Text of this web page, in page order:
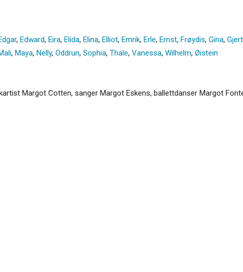
, Edward, Eira, Elida, Elina, Elliot, Emrik, Erle, Ernst, Frøydis, Gina,
, Maya, Nelly, Oddrun, Sophia, Thale, Vanessa, Wilhelm, Øistein
Margot Cotten, sanger Margot Eskens, ballettdanser Margot